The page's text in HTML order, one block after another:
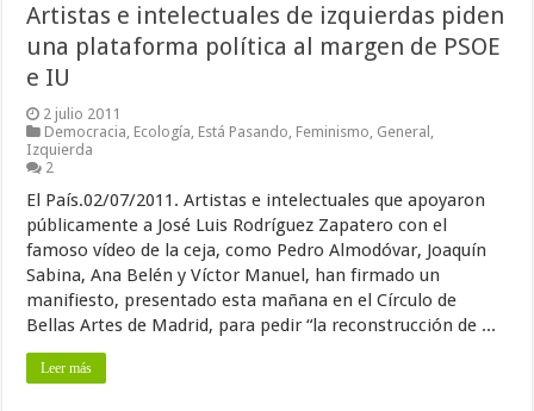
Artistas e intelectuales de izquierdas piden
una plataforma política al margen de PSOE
e IU
2 julio 2011
Democracia, Ecología, Está Pasando, Feminismo, General ,
Izquierda
2
El País.02/07/2011. Artistas e intelectuales que apoyaron
públicamente a José Luis Rodríguez Zapatero con el
famoso vídeo de la ceja, como Pedro Almodóvar, Joaquín
Sabina, Ana Belén y Víctor Manuel, han firmado un
manifiesto, presentado esta mañana en el Círculo de
Bellas Artes de Madrid, para pedir “la reconstrucción de ...
Leer más